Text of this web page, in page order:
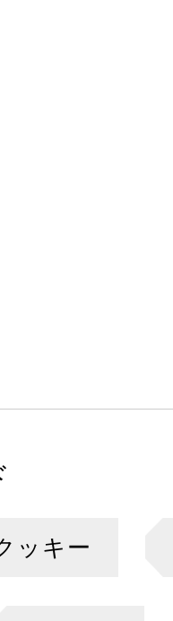
ッキー